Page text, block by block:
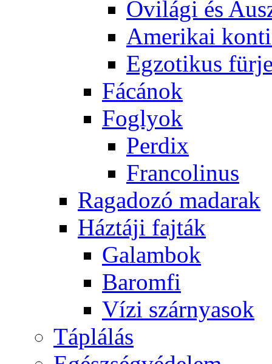
Óvilági és
Amerikai
Egzotikus
Fácánok
Foglyok
Perdix
Francolinus
Ragadozó madarak
Háztáji fajták
Galambok
Baromfi
Vízi szárnyasok
Táplálás